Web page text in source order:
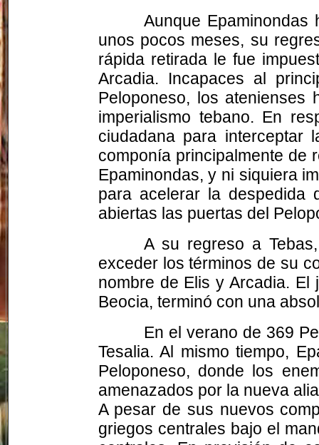
Aunque
unos pocos meses, su
rápida retirada le fue
Arcadia. Incapaces al
Peloponeso, los atenienses
imperialismo tebano. En
ciudadana para interceptar
componía principalmente de
Epaminondas, y ni siquiera
para acelerar la despedida
abiertas las puertas del
A su regreso a
exceder los términos de su
nombre de Elis y Arcadia.
Beocia, terminó con una
En el verano de 369
Tesalia. Al mismo tiempo,
Peloponeso, donde los
amenazados por la nueva
A pesar de sus nuevos
griegos centrales bajo el